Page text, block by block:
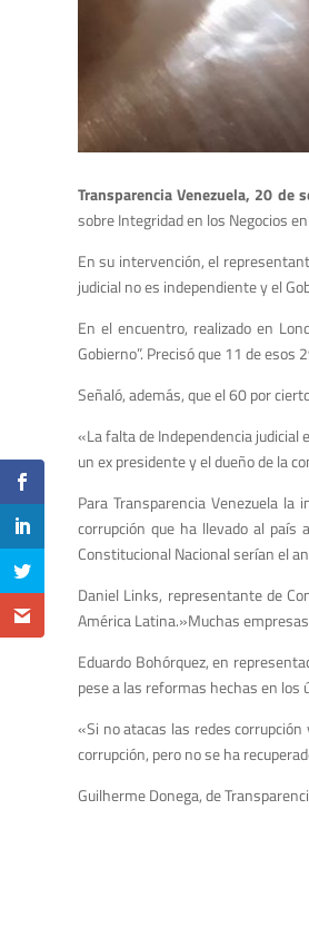
Transparencia Venezuela, 20 de
sobre Integridad en los Negocios
En su intervención, el
judicial no es independiente y el
En el encuentro, realizado en
Gobierno”. Precisó que 11 de
Señaló, además, que el 60 por
«La falta de Independencia judicial
un ex presidente y el dueño de la
Para Transparencia Venezuela
corrupción que ha llevado al país
Constitucional Nacional serían el
Daniel Links, representante de
América Latina.»Muchas
Eduardo Bohórquez, en
pese a las reformas hechas en los
«Si no atacas las redes
corrupción, pero no se ha
Guilherme Donega, de